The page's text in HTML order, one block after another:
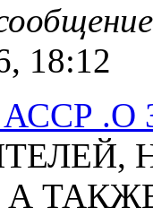
18:12
.О